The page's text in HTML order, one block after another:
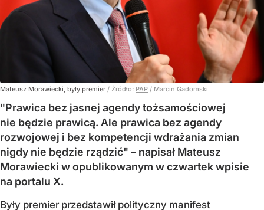
Mateusz Morawiecki, były premier / Źródło: PAP / Marcin Gadomski
"Prawica bez jasnej agendy tożsamościowej
nie będzie prawicą. Ale prawica bez agendy
rozwojowej i bez kompetencji wdrażania zmian
nigdy nie będzie rządzić" – napisał Mateusz
Morawiecki w opublikowanym w czwartek wpisie
na portalu X.
Były premier przedstawił polityczny manifest